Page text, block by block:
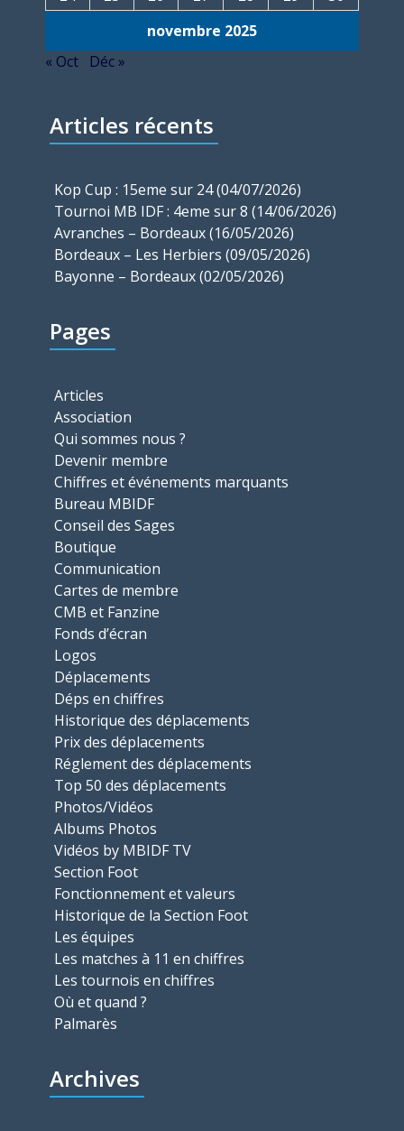
novembre 2025
« Oct Déc »
Articles récents
Kop Cup : 15eme sur 24 (04/07/2026)
Tournoi MB IDF : 4eme sur 8 (14/06/2026)
Avranches – Bordeaux (16/05/2026)
Bordeaux – Les Herbiers (09/05/2026)
Bayonne – Bordeaux (02/05/2026)
Pages
Articles
Association
Qui sommes nous ?
Devenir membre
Chiffres et événements marquants
Bureau MBIDF
Conseil des Sages
Boutique
Communication
Cartes de membre
CMB et Fanzine
Fonds d’écran
Logos
Déplacements
Déps en chiffres
Historique des déplacements
Prix des déplacements
Réglement des déplacements
Top 50 des déplacements
Photos/Vidéos
Albums Photos
Vidéos by MBIDF TV
Section Foot
Fonctionnement et valeurs
Historique de la Section Foot
Les équipes
Les matches à 11 en chiffres
Les tournois en chiffres
Où et quand ?
Palmarès
Archives